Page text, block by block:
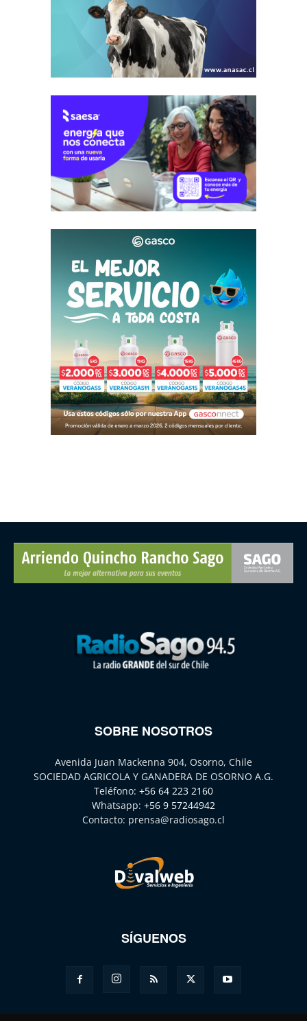
SOBRE NOSOTROS
Avenida Juan Mackenna 904, Osorno, Chile
SOCIEDAD AGRICOLA Y GANADERA DE OSORNO A.G.
Teléfono: +56 64 223 2160
Whatsapp: +56 9 57244942
Contacto: prensa@radiosago.cl
SÍGUENOS